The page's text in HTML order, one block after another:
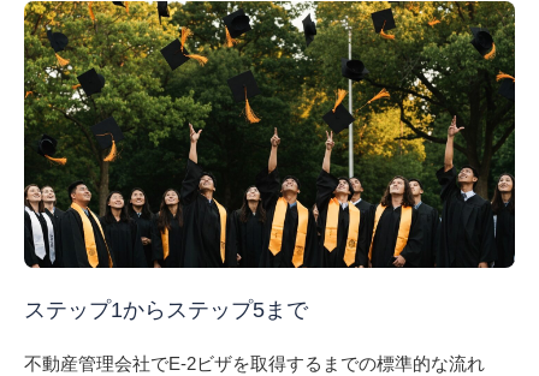
ステップ1からステップ5まで
不動産管理会社でE-2ビザを取得するまでの標準的な流れ